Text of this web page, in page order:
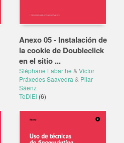
Anexo 05 - Instalación de
la cookie de Doubleclick
en el sitio ...
Stéphane Labarthe & Víctor
Práxedes Saavedra & Pilar
Sáenz
TeDiEl (6)